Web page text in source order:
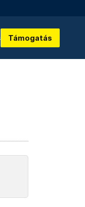
Támogatás